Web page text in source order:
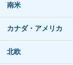
南米
カナダ・アメリカ
北欧